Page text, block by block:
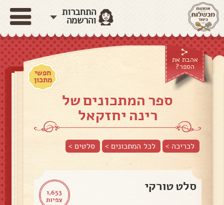
התחברות
והרשמה
אהבת את
הספר?
חפשי
מתכון
ספר המתכונים של
רינה יחזקאל
לכריכה > לכל המתכונים > סלטים>
1,653
צפיות
סלט טורקי